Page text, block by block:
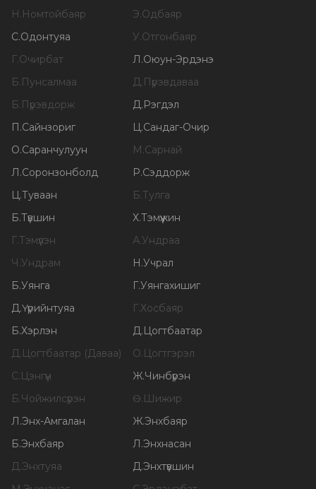
Н.Номтойбаяр Э.Одбаяр
С.Одонтуяа У.Отгонбаяр
Г.Очирбат Л.Оюун-Эрдэнэ
Б.Пунсалмаа Д.Пүрэвдаваа
Б.Пүрэвдорж Д.Рэгдэл
П.Сайнзориг Ц.Сандаг-Очир
О.Саранчулуун М.Сарнай
Л.Соронзонболд Р.Сэддорж
Ц.Туваан Б.Тулга
Б.Түвшин Х.Тэмүүжин
Г.Тэмүүлэн А.Ундраа
Ч.Ундрам Н.Учрал
Б.Уянга Г.Уянгахишиг
Д.Үүрийнтуяа Г.Хосбаяр
Б.Хэрлэн Д.Цогтбаатар
Д.Цогтбаатар (Даваа) О.Цогтгэрэл
С.Цэнгүүн Ж.Чинбүрэн
Б.Чойжилсүрэн Ө.Шижир
Л.Энх-Амгалан Ж.Энхбаяр
Б.Энхбаяр Л.Энхнасан
Д.Энхтуяа Д.Энхтүвшин